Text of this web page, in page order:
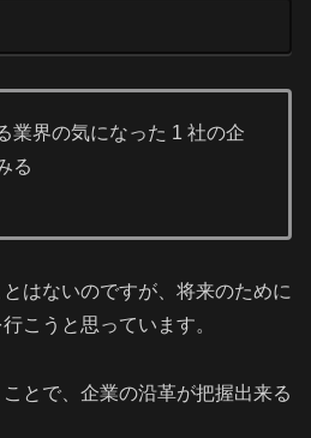
業界の気になった 1 社の企
る
はないのですが、将来のために
こうと思っています。
とで、企業の沿革が把握出来る